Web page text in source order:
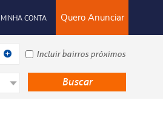
Quero Anunciar
MINHA CONTA
Incluir bairros próximos